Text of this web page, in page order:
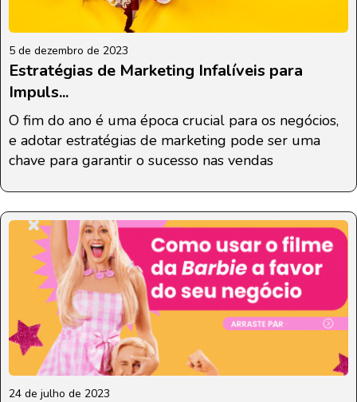
5 de dezembro de 2023
Estratégias de Marketing Infalíveis para
Impuls...
O fim do ano é uma época crucial para os negócios,
e adotar estratégias de marketing pode ser uma
chave para garantir o sucesso nas vendas
24 de julho de 2023